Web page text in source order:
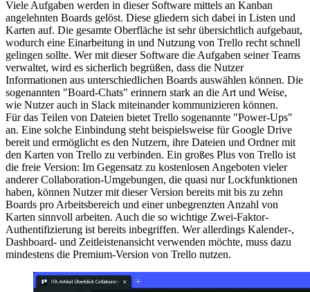
Viele Aufgaben werden in dieser Software mittels an Kanban
angelehnten Boards gelöst. Diese gliedern sich dabei in Listen und
Karten auf. Die gesamte Oberfläche ist sehr übersichtlich aufgebaut,
wodurch eine Einarbeitung in und Nutzung von Trello recht schnell
gelingen sollte. Wer mit dieser Software die Aufgaben seiner Teams
verwaltet, wird es sicherlich begrüßen, dass die Nutzer
Informationen aus unterschiedlichen Boards auswählen können. Die
sogenannten "Board-Chats" erinnern stark an die Art und Weise,
wie Nutzer auch in Slack miteinander kommunizieren können.
Für das Teilen von Dateien bietet Trello sogenannte "Power-Ups"
an. Eine solche Einbindung steht beispielsweise für Google Drive
bereit und ermöglicht es den Nutzern, ihre Dateien und Ordner mit
den Karten von Trello zu verbinden. Ein großes Plus von Trello ist
die freie Version: Im Gegensatz zu kostenlosen Angeboten vieler
anderer Collaboration-Umgebungen, die quasi nur Lockfunktionen
haben, können Nutzer mit dieser Version bereits mit bis zu zehn
Boards pro Arbeitsbereich und einer unbegrenzten Anzahl von
Karten sinnvoll arbeiten. Auch die so wichtige Zwei-Faktor-
Authentifizierung ist bereits inbegriffen. Wer allerdings Kalender-,
Dashboard- und Zeitleistenansicht verwenden möchte, muss dazu
mindestens die Premium-Version von Trello nutzen.